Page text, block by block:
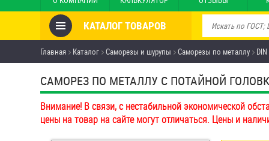
КАТАЛОГ ТОВАРОВ
Товары со скидкой
Анкеры
Антивандальный крепёж,
инструмент
Болты и винты
Главная Каталог Саморезы и шурупы Саморезы по металлу
САМОРЕЗ ПО МЕТАЛЛУ С ПОТАЙНОЙ
Внимание! В связи, с нестабильной экономической
цены на товар на сайте могут отличаться. Цены и